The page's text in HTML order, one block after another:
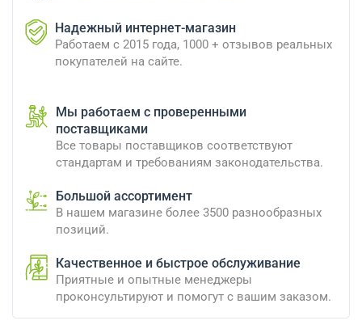
Надежный интернет-магазин
Работаем с 2015 года, 1000 + отзывов реальных
покупателей на сайте.
Мы работаем с проверенными
поставщиками
Все товары поставщиков соответствуют
стандартам и требованиям законодательства.
Большой ассортимент
В нашем магазине более 3500 разнообразных
позиций.
Качественное и быстрое обслуживание
Приятные и опытные менеджеры
проконсультируют и помогут с вашим заказом.